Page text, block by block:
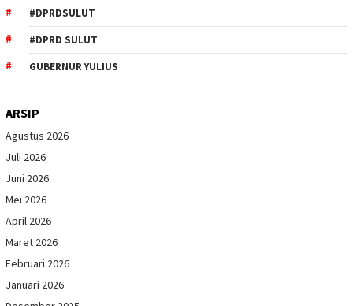
#DPRDSULUT
#DPRD SULUT
GUBERNUR YULIUS
ARSIP
Agustus 2026
Juli 2026
Juni 2026
Mei 2026
April 2026
Maret 2026
Februari 2026
Januari 2026